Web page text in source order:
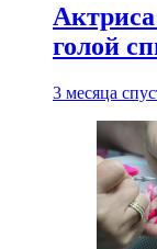
голой
3 месяца